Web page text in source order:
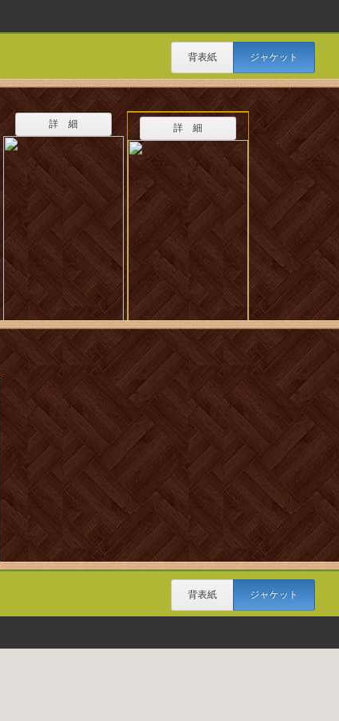
背表紙 ジャケット
詳 細 詳 細
背表紙 ジャケット